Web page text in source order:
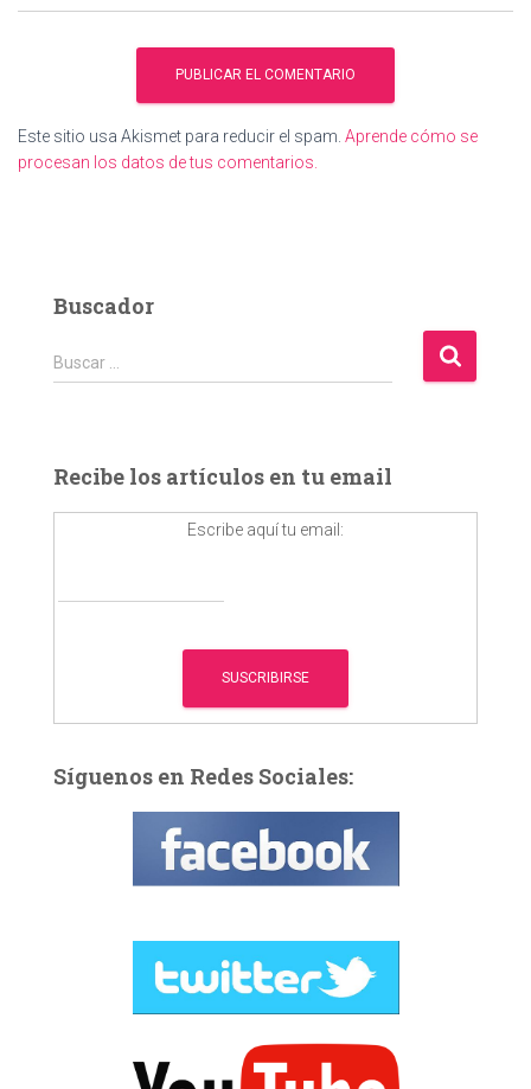
Este sitio usa Akismet para reducir el spam. Aprende cómo se
procesan los datos de tus comentarios.
Buscador
B
u
r
:
Buscar …
Recibe los artículos en tu email
Escribe aquí tu email:
Síguenos en Redes Sociales: